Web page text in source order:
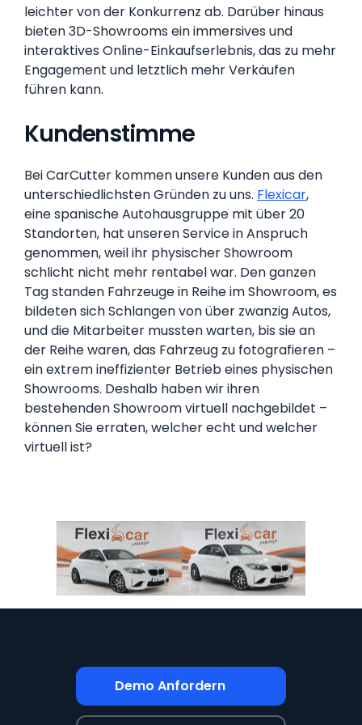
leichter von der Konkurrenz ab. Darüber hinaus
bieten 3D-Showrooms ein immersives und
interaktives Online-Einkaufserlebnis, das zu mehr
Engagement und letztlich mehr Verkäufen
führen kann.
Kundenstimme
Bei CarCutter kommen unsere Kunden aus den
unterschiedlichsten Gründen zu uns. Flexicar,
eine spanische Autohausgruppe mit über 20
Standorten, hat unseren Service in Anspruch
genommen, weil ihr physischer Showroom
schlicht nicht mehr rentabel war. Den ganzen
Tag standen Fahrzeuge in Reihe im Showroom, es
bildeten sich Schlangen von über zwanzig Autos,
und die Mitarbeiter mussten warten, bis sie an
der Reihe waren, das Fahrzeug zu fotografieren –
ein extrem ineffizienter Betrieb eines physischen
Showrooms. Deshalb haben wir ihren
bestehenden Showroom virtuell nachgebildet –
können Sie erraten, welcher echt und welcher
virtuell ist?
Demo Anfordern